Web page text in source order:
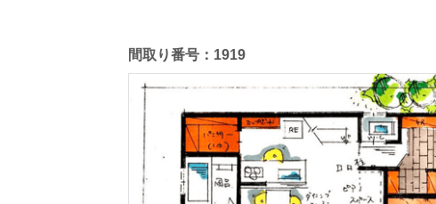
間取り番号：1919